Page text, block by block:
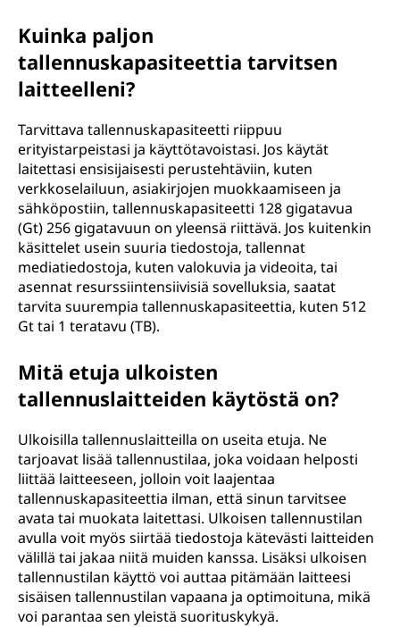
Kuinka paljon
tallennuskapasiteettia tarvitsen
laitteelleni?
Tarvittava tallennuskapasiteetti riippuu
erityistarpeistasi ja käyttötavoistasi. Jos käytät
laitettasi ensisijaisesti perustehtäviin, kuten
verkkoselailuun, asiakirjojen muokkaamiseen ja
sähköpostiin, tallennuskapasiteetti 128 gigatavua
(Gt) 256 gigatavuun on yleensä riittävä. Jos kuitenkin
käsittelet usein suuria tiedostoja, tallennat
mediatiedostoja, kuten valokuvia ja videoita, tai
asennat resurssiintensiivisiä sovelluksia, saatat
tarvita suurempia tallennuskapasiteettia, kuten 512
Gt tai 1 teratavu (TB).
Mitä etuja ulkoisten
tallennuslaitteiden käytöstä on?
Ulkoisilla tallennuslaitteilla on useita etuja. Ne
tarjoavat lisää tallennustilaa, joka voidaan helposti
liittää laitteeseen, jolloin voit laajentaa
tallennuskapasiteettia ilman, että sinun tarvitsee
avata tai muokata laitettasi. Ulkoisen tallennustilan
avulla voit myös siirtää tiedostoja kätevästi laitteiden
välillä tai jakaa niitä muiden kanssa. Lisäksi ulkoisen
tallennustilan käyttö voi auttaa pitämään laitteesi
sisäisen tallennustilan vapaana ja optimoituna, mikä
voi parantaa sen yleistä suorituskykyä.